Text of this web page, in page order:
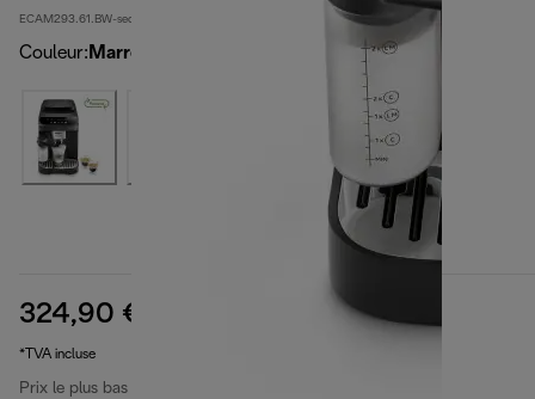
ECAM293.61.BW-second
Couleur: Marron
324,90 € prix original 529,90 €
*TVA incluse
Prix le plus bas 30 derniers jours